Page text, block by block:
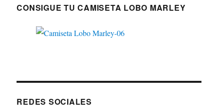
CONSIGUE TU CAMISETA LOBO MARLEY
REDES SOCIALES